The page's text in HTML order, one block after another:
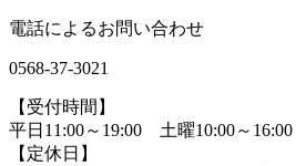
電話によるお問い合わせ
0568-37-3021
【受付時間】
平日11:00～19:00 土曜10:00～16:00
【定休日】